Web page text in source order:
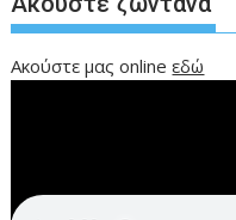
Ακούστε μας onlineεδώ